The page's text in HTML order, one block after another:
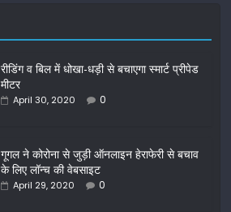
रीडिंग व बिल में धोखा-धड़ी से बचाएगा स्मार्ट प्रीपेड
मीटर
April 30, 2020 0
गूगल ने कोरोना से जुड़ी ऑनलाइन हेराफेरी से बचाव
के लिए लॉन्च की वेबसाइट
April 29, 2020 0